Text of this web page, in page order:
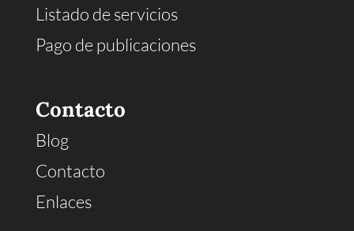
Listado de servicios
Pago de publicaciones
Contacto
Blog
Contacto
Enlaces